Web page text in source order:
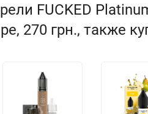
FUCKED
270 грн., также